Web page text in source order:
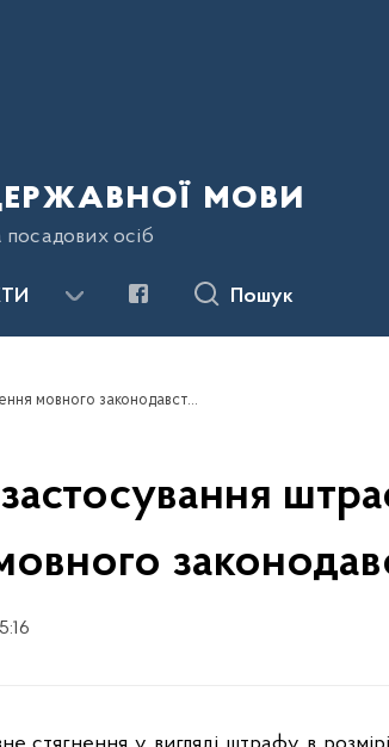
мови
посадових осіб
Пошук
Уповноважена винесла постанову про застосування штрафу до спортивного тренера за порушення мовного законодавства